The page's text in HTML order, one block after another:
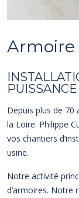
Armoire
PUISSANCE
Depuis plus de 70
la Loire. Philippe
vos chantiers
usine.
Notre activité
d’armoires. Notre